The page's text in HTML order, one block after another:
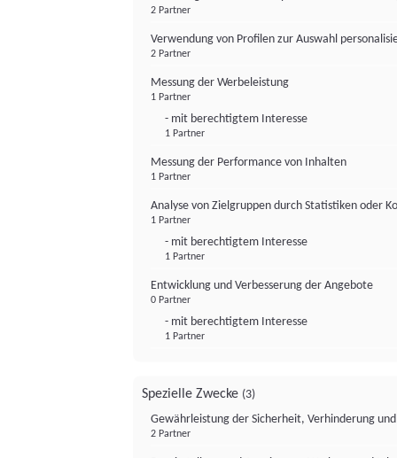
2 Partner
Verwendung von Profilen zur Auswahl
2 Partner
Messung der Werbeleistung
1 Partner
- mit berechtigtem Interesse
1 Partner
Messung der Performance von Inhalten
1 Partner
Analyse von Zielgruppen durch Statistiken oder
1 Partner
- mit berechtigtem Interesse
1 Partner
Entwicklung und Verbesserung der Angebote
0 Partner
- mit berechtigtem Interesse
1 Partner
Spezielle Zwecke (3)
Gewährleistung der Sicherheit, Verhinderung
2 Partner